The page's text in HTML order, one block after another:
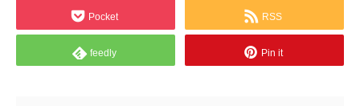
Pocket RSS
feedly Pin it